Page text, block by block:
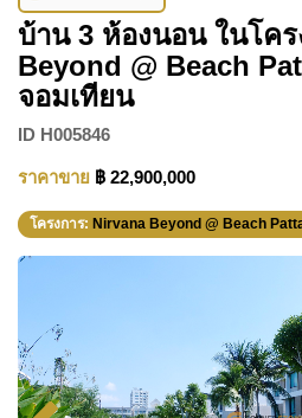
บ้าน 3 ห้องนอน ในโค
Beyond @ Beach
จอมเทียน
ID H005846
ราคาขาย ฿ 22,900,000
โครงการ: Nirvana Beyond @ Beach